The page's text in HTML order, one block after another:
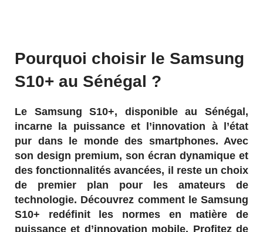
Pourquoi choisir le Samsung
S10+ au Sénégal ?
Le Samsung S10+, disponible au Sénégal,
incarne la puissance et l’innovation à l’état
pur dans le monde des smartphones. Avec
son design premium, son écran dynamique et
des fonctionnalités avancées, il reste un choix
de premier plan pour les amateurs de
technologie. Découvrez comment le Samsung
S10+ redéfinit les normes en matière de
puissance et d’innovation mobile. Profitez de